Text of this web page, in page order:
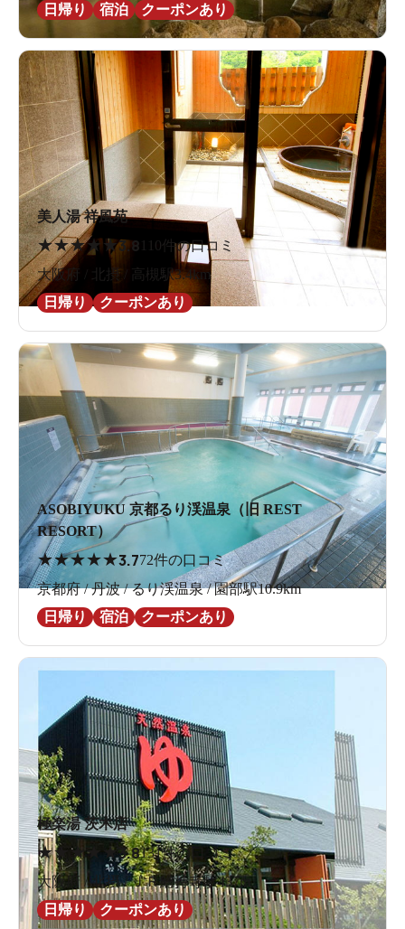
日帰り 宿泊 クーポンあり
美人湯 祥風苑
★★★★ ★3.8 110件の口コミ
大阪府 / 北摂 / 高槻駅3.4km
日帰り
クーポンあり
ASOBIYUKU 京都るり渓温泉（旧 REST
RESORT）
★★★★★3.772件の口コミ
京都府 / 丹波 / るり渓温泉 / 園部駅10.9km
日帰り
宿泊 クーポンあり
極楽湯 茨木店
★★ ★★ ★3.8131件の口コミ
大阪府 / 北摂 / ＪＲ総持寺駅437m
日帰り
クーポンあり